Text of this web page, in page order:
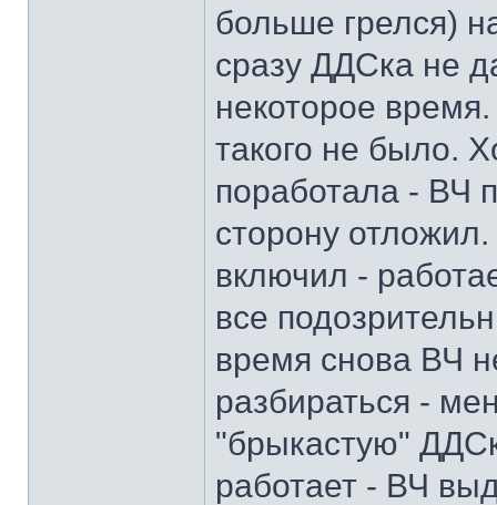
больше грелся)
сразу ДДСка не
некоторое
такого не было.
поработала - ВЧ
сторону
включил -
все
время снова ВЧ
разбираться -
"брыкастую"
работает - ВЧ